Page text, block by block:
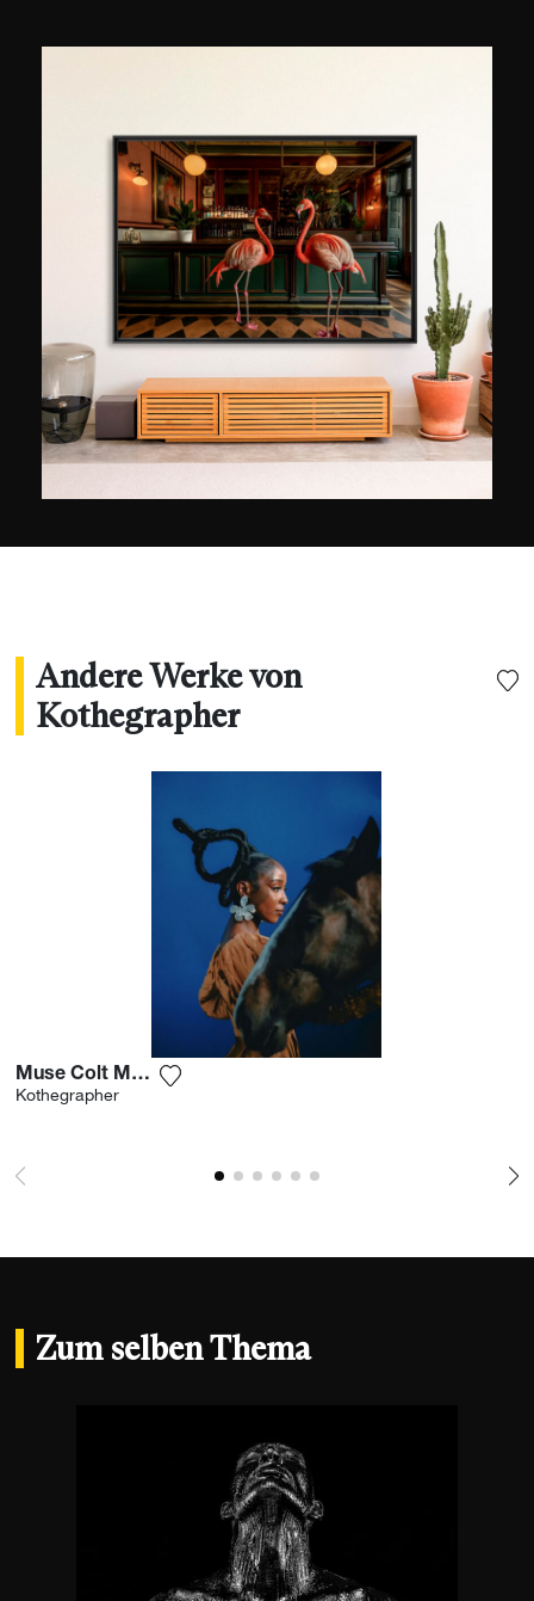
Moment der Aufnahme an und spielt mit Licht
und Farben, oft mit seinem Handy. Als Mitglied
der Photo Vogue, das im NFT Paris und NYC
ausgestellt hat, hat seine einzigartige Vision
bereits Kontinente durchquert und mit ihrer
leuchtenden Aufrichtigkeit die Blicke auf sich
gezogen.
Andere Werke von
Kothegrapher
Muse Colt Monolith 24
Kothegrapher
Zum selben Thema